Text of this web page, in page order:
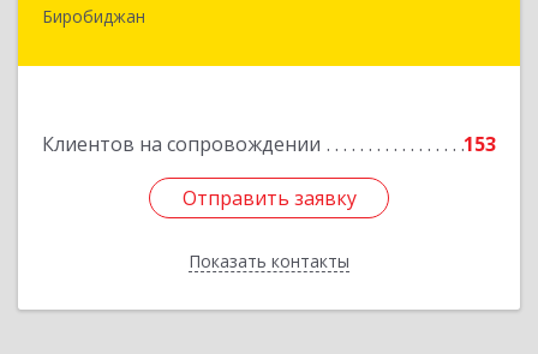
Биробиджан
Клиентов на сопровождении 153
Отправить заявку
Показать контакты
679016, Еврейская Аобл, Биробиджан г,
Отправить заявку
Назад